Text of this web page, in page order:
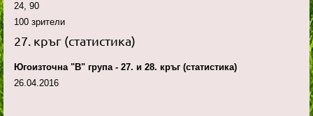
24, 90
100 зрители
27. кръг (статистика)
Югоизточна "В" група - 27. и 28. кръг (статистика)
26.04.2016